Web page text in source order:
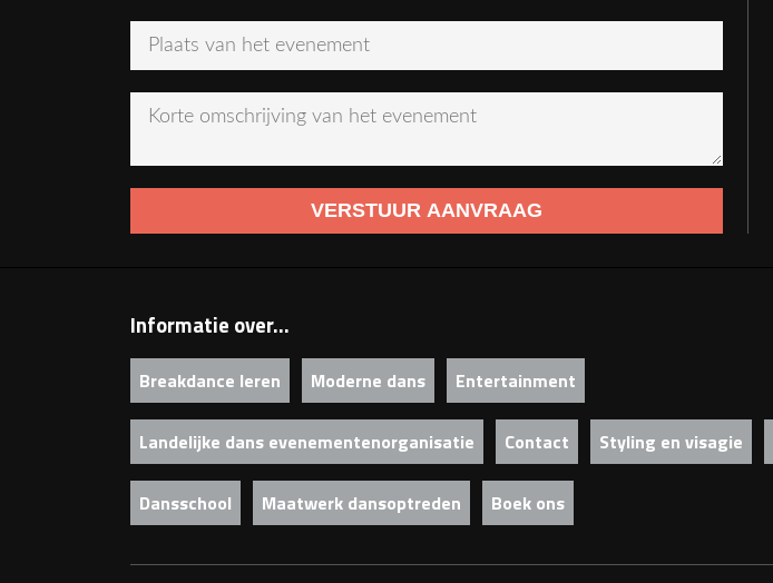
Informatie over...
Breakdance leren Moderne dans Entertainment
Landelijke dans evenementenorganisatie Contact Styling en visagie
Dansschool Maatwerk dansoptreden Boek ons